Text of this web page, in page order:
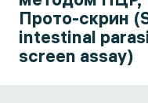
Прото-скрин
intestinal
screen assay)